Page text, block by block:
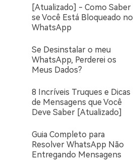
[Atualizado] - Como Saber
se Você Está Bloqueado no
WhatsApp
Se Desinstalar o meu
WhatsApp, Perderei os
Meus Dados?
8 Incríveis Truques e Dicas
de Mensagens que Você
Deve Saber [Atualizado]
Guia Completo para
Resolver WhatsApp Não
Entregando Mensagens